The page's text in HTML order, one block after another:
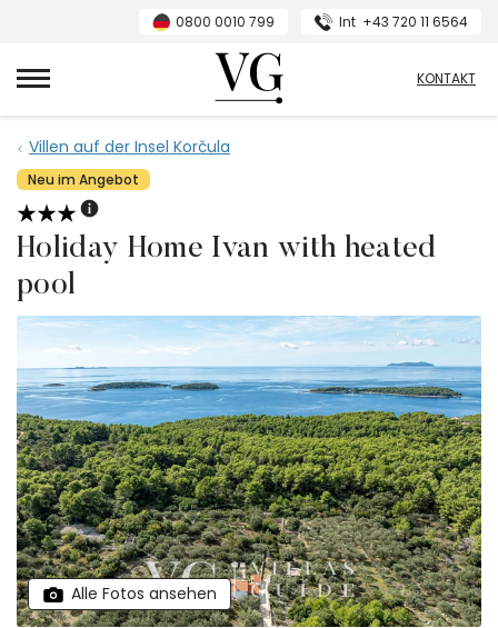
0800 0010 799 Int +43 720 11 6564
VillasGuide
KONTAKT
Villen auf der Insel Korčula
Neu im Angebot
Holiday Home Ivan with heated
pool
Alle Fotos ansehen